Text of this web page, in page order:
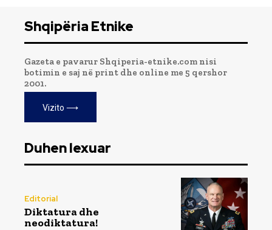
Shqipëria Etnike
Gazeta e pavarur Shqiperia-etnike.com nisi
botimin e saj në print dhe online me 5 qershor
2001.
Vizito ⟶
Duhen lexuar
Editorial
Diktatura dhe
neodiktatura!